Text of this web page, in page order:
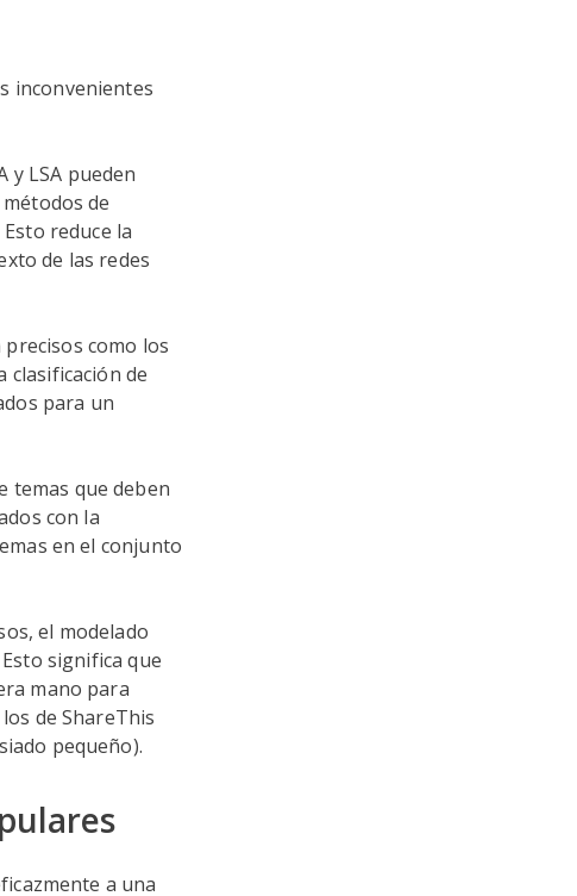
inconvenientes
y LSA pueden
de
Esto reduce la
de las redes
como los
clasificación de
para un
temas que deben
con la
en el conjunto
el modelado
significa que
mano para
de ShareThis
pequeño).
a una